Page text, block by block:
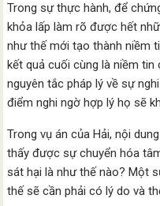
Trong sự thực hành, để
khỏa lấp làm rõ được hết
như thế mới tạo thành niềm
kết quả cuối cùng là niềm
nguyên tắc pháp lý về sự
điểm nghi ngờ hợp lý họ sẽ
Trong vụ án của Hải, nội
thấy được sự chuyển hóa
sát hại là như thế nào? Một
thế sẽ cần phải có lý do và